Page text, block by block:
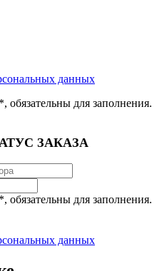
данных
*, обязательны для заполнения.
ЗАКАЗА
*, обязательны для заполнения.
данных